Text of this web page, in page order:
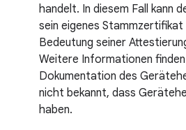
handelt. In diesem Fall kann
sein eigenes Stammzertifikat
Bedeutung seiner
Weitere Informationen finden
Dokumentation des
nicht bekannt, dass
haben.